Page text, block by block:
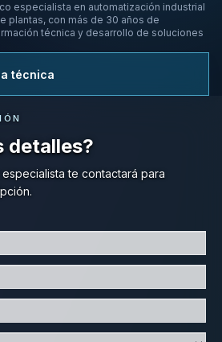
especialista en automatización industrial
plantas, con más de 30 años de
técnica y desarrollo de soluciones
técnica
detalles?
te contactará para